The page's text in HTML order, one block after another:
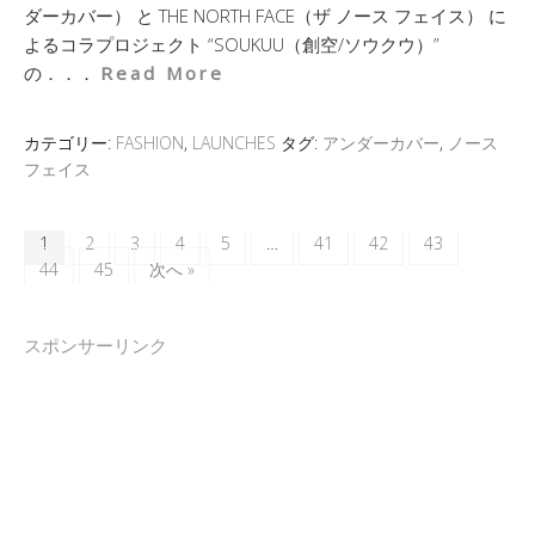
ダーカバー） と THE NORTH FACE（ザ ノース フェイス） に
よるコラプロジェクト “SOUKUU（創空/ソウクウ）”
の．．． Read More
カテゴリー: FASHION, LAUNCHES タグ: アンダーカバー, ノース
フェイス
1 2 3 4 5 … 41 42
43
44
45 次へ »
スポンサーリンク